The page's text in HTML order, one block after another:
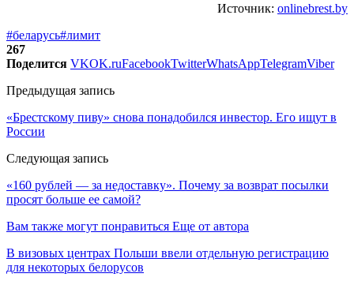
Источник: onlinebrest.by
#беларусь#лимит
267
Поделится VKOK.ruFacebookTwitterWhatsAppTelegramViber
Предыдущая запись
«Брестскому пиву» снова понадобился инвестор. Его ищут в
России
Следующая запись
«160 рублей — за недоставку». Почему за возврат посылки
просят больше ее самой?
Вам также могут понравиться Еще от автора
В визовых центрах Польши ввели отдельную регистрацию
для некоторых белорусов